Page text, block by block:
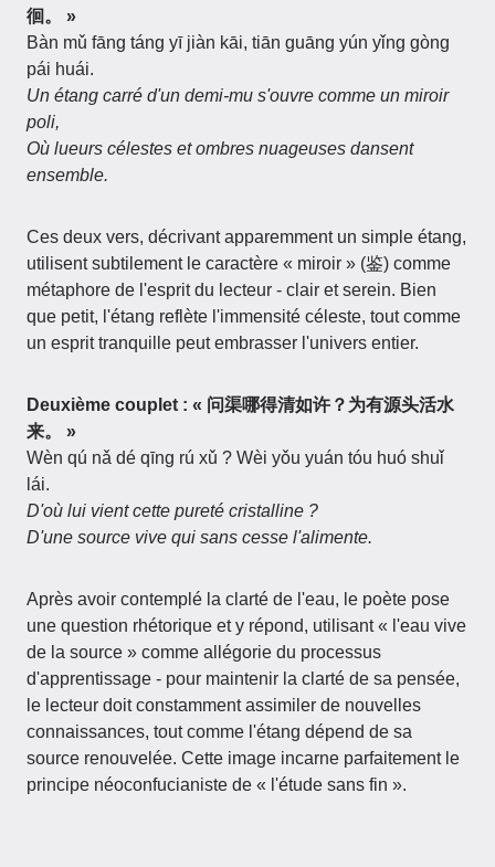
徊。 »
Bàn mǔ fāng táng yī jiàn kāi, tiān guāng yún yǐng gòng
pái huái.
Un étang carré d'un demi-mu s'ouvre comme un miroir
poli,
Où lueurs célestes et ombres nuageuses dansent
ensemble.
Ces deux vers, décrivant apparemment un simple étang,
utilisent subtilement le caractère « miroir » (鉴) comme
métaphore de l'esprit du lecteur - clair et serein. Bien
que petit, l'étang reflète l'immensité céleste, tout comme
un esprit tranquille peut embrasser l'univers entier.
Deuxième couplet : « 问渠哪得清如许？为有源头活水
来。 »
Wèn qú nǎ dé qīng rú xǔ ? Wèi yǒu yuán tóu huó shuǐ
lái.
D'où lui vient cette pureté cristalline ?
D'une source vive qui sans cesse l'alimente.
Après avoir contemplé la clarté de l'eau, le poète pose
une question rhétorique et y répond, utilisant « l'eau vive
de la source » comme allégorie du processus
d'apprentissage - pour maintenir la clarté de sa pensée,
le lecteur doit constamment assimiler de nouvelles
connaissances, tout comme l'étang dépend de sa
source renouvelée. Cette image incarne parfaitement le
principe néoconfucianiste de « l'étude sans fin ».